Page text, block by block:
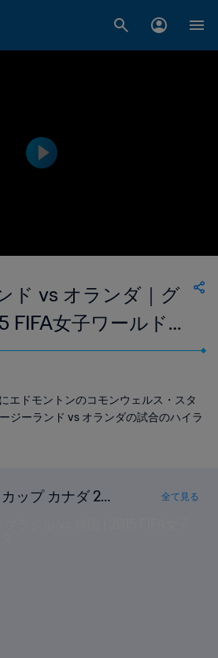
ド vs オランダ｜グ
FIFA女子ワールドカ
イライト
エドモントンのコモンウェルス・スタ
ジーランド vs オランダの試合のハイラ
ップ カナダ 201
全て見る